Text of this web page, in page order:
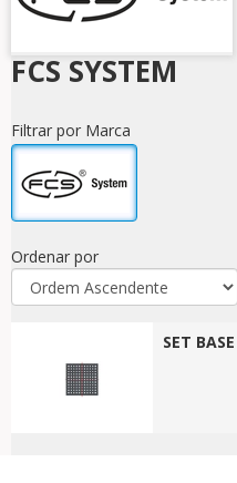
FCS SYSTEM
Filtrar por Marca
Ordenar por
SET